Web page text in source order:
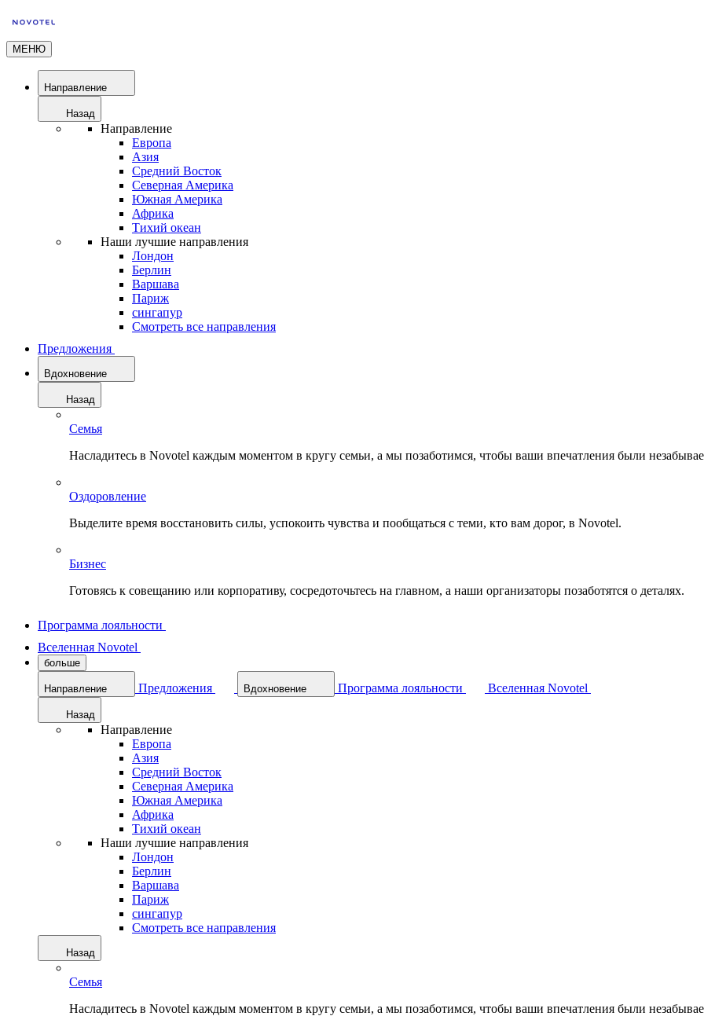
МЕНЮ
Направление
Назад
Направление
Европа
Азия
Средний Восток
Северная Америка
Южная Америка
Африка
Тихий океан
Наши лучшие направления
Лондон
Берлин
Варшава
Париж
сингапур
Смотреть все направления
Предложения
Вдохновение
Назад
Семья
Насладитесь в Novotel каждым моментом в кругу семьи, а мы позаботимся, чтобы ваши впечатления были
Оздоровление
Выделите время восстановить силы, успокоить чувства и пообщаться с теми, кто вам дорог, в Novotel.
Бизнес
Готовясь к совещанию или корпоративу, сосредоточьтесь на главном, а наши организаторы позаботятся о деталях.
Программа лояльности
Вселенная Novotel
больше
Направление Предложения Вдохновение Программа лояльности Вселенная Novotel
Назад
Направление
Европа
Азия
Средний Восток
Северная Америка
Южная Америка
Африка
Тихий океан
Наши лучшие направления
Лондон
Берлин
Варшава
Париж
сингапур
Смотреть все направления
Назад
Семья
Насладитесь в Novotel каждым моментом в кругу семьи, а мы позаботимся, чтобы ваши впечатления были